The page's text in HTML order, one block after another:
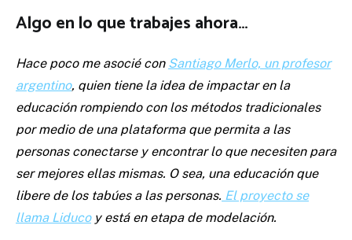
Algo en lo que trabajes ahora…
Hace poco me asocié con Santiago Merlo, un profesor
argentino, quien tiene la idea de impactar en la
educación rompiendo con los métodos tradicionales
por medio de una plataforma que permita a las
personas conectarse y encontrar lo que necesiten para
ser mejores ellas mismas. O sea, una educación que
libere de los tabúes a las personas. El proyecto se
llama Liducoy está en etapa de modelación.